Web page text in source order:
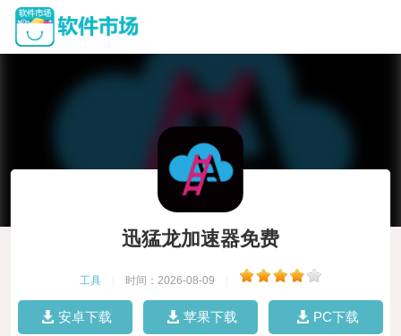
迅猛龙加速器免费
工具 时间：2026-08-09
安卓下载 苹果下载 PC下载